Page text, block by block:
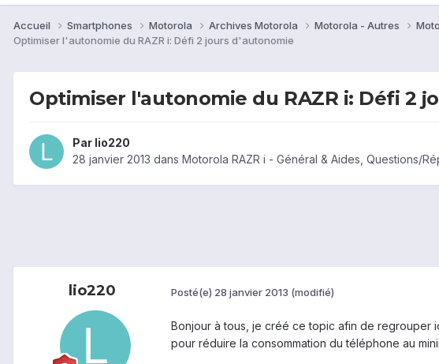
Accueil Smartphones Motorola Archives Motorola Motorola - Autres
Optimiser l'autonomie du RAZR i: Défi 2 jours d'autonomie
Optimiser l'autonomie du RAZR i: Défi 2
Par lio220
28 janvier 2013 dans Motorola RAZR i - Général & Aides, Questions/
lio220 Posté(e) 28 janvier 2013 (modifié)
Bonjour à tous, je créé ce topic afin de regrouper
pour réduire la consommation du téléphone au